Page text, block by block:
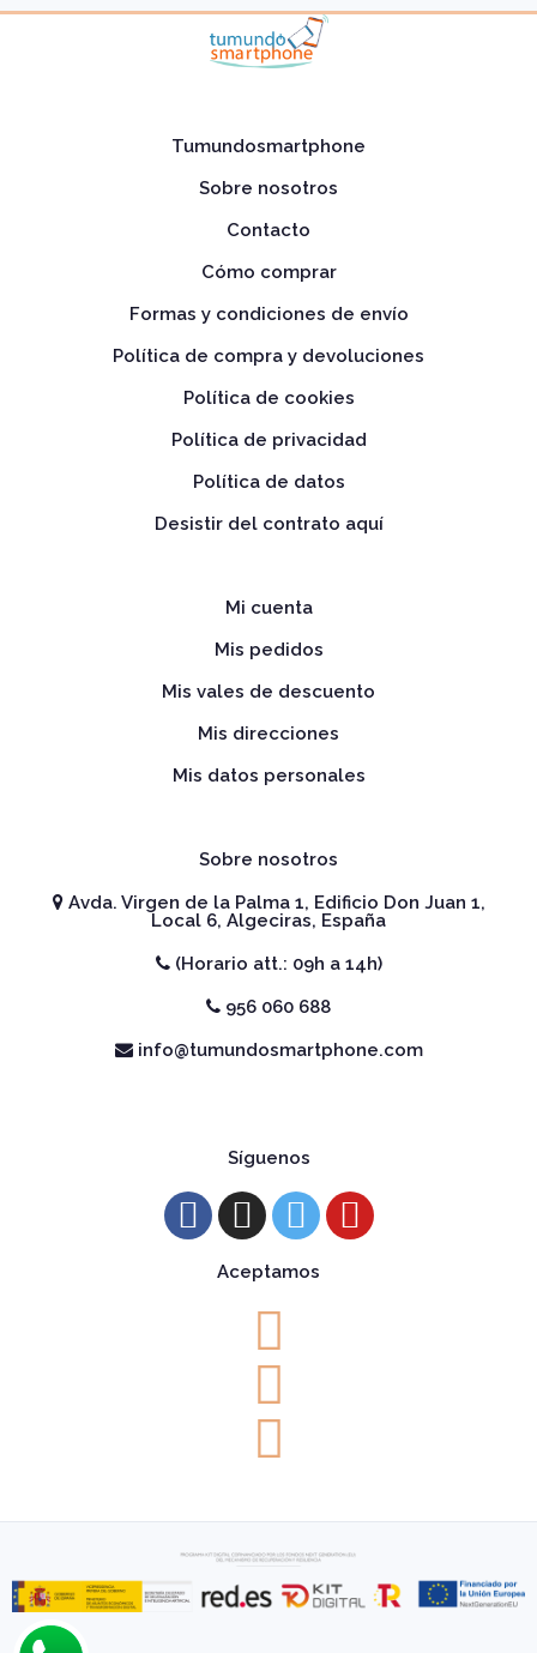
Tumundosmartphone
Sobre nosotros
Contacto
Cómo comprar
Formas y condiciones de envío
Política de compra y devoluciones
Política de cookies
Política de privacidad
Política de datos
Desistir del contrato aquí
Mi cuenta
Mis pedidos
Mis vales de descuento
Mis direcciones
Mis datos personales
Sobre nosotros
Avda. Virgen de la Palma 1, Edificio Don Juan 1,
Local 6, Algeciras, España
(Horario att.: 09h a 14h)
956 060 688
info@tumundosmartphone.com
Síguenos
Aceptamos